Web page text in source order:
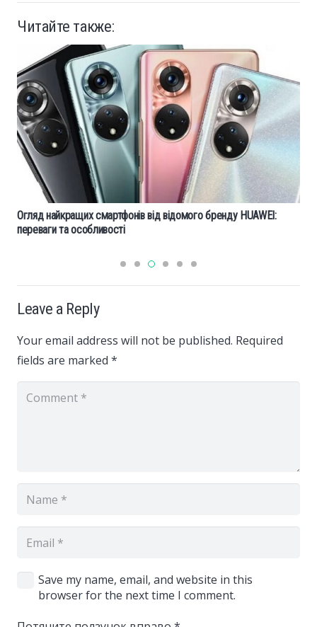
Читайте также:
Огляд найкращих смартфонів від відомого бренду HUAWEI:
переваги та особливості
Leave a Reply
Your email address will not be published. Required
fields are marked *
Save my name, email, and website in this
browser for the next time I comment.